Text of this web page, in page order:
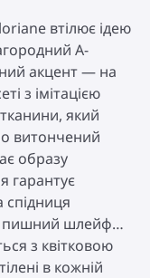
втілює ідею
А-
акцент — на
з імітацією
який
витончений
образу
гарантує
спідниця
пишний шлейф…
з квітковою
в кожній